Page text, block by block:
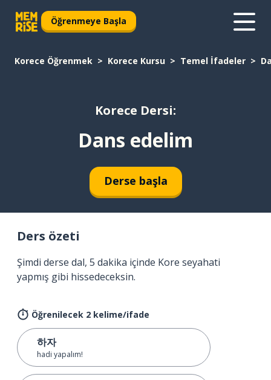
Öğrenmeye Başla
Korece Öğrenmek Korece Kursu Temel İfadeler
Korece Dersi:
Dans edelim
Derse başla
Ders özeti
Şimdi derse dal, 5 dakika içinde Kore seyahati
yapmış gibi hissedeceksin.
Öğrenilecek 2 kelime/ifade
하자
hadi yapalım!